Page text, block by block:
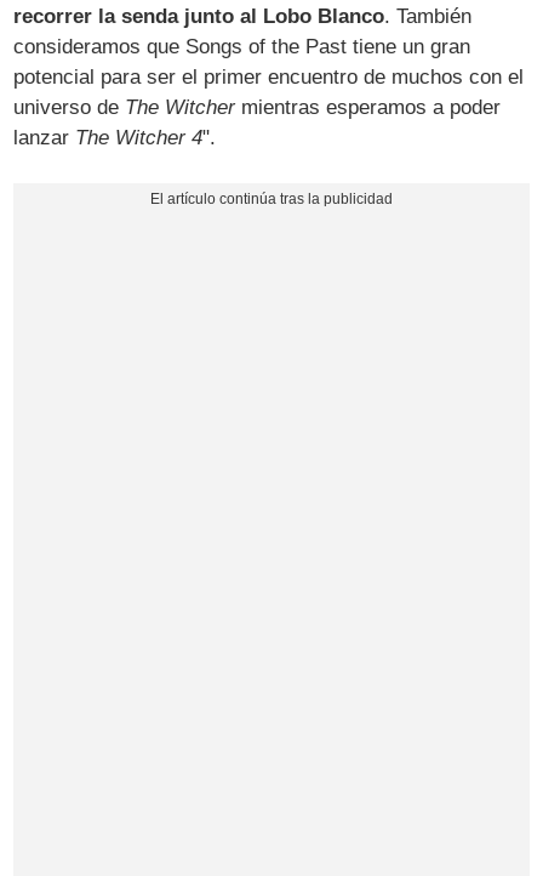
recorrer la senda junto al Lobo Blanco. También
consideramos que Songs of the Past tiene un gran
potencial para ser el primer encuentro de muchos con el
universo de The Witchermientras esperamos a poder
lanzar The Witcher 4".